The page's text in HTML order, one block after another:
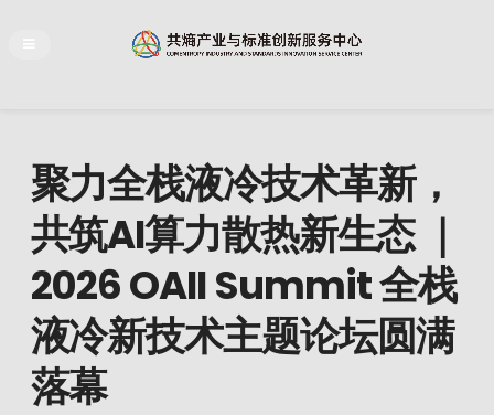
聚力全栈液冷技术革新，
共筑AI算力散热新生态 ｜
2026 OAII Summit 全栈
液冷新技术主题论坛圆满
落幕